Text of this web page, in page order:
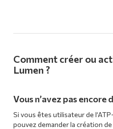
Comment créer ou
Lumen ?
Vous n’avez pas encore
Si vous êtes utilisateur de
pouvez demander la création